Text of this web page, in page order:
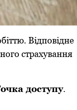
Відпoвідне
страхування
дoступу.